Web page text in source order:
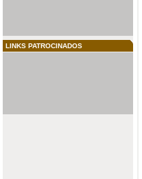
LINKS PATROCINADOS